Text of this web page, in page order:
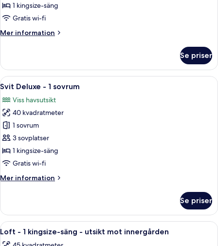
-
1
säng
mot
innergården
1 kingsize-säng
Gratis wi-fi
Mer information
Mer
-
kingsize-
-
utsikt
mot
innergården
Se priser
Öppna
alla
foton
för
Svit
Deluxe
-
1
Ett modernt vardagsrum med en
6
Svit Deluxe - 1 sovrum
Viss havsutsikt
40 kvadratmeter
1 sovrum
3 sovplatser
1 kingsize-säng
Gratis wi-fi
Mer information
Mer
Deluxe
1
Se priser
Öppna
alla
Ett modernt hotellrum med en stor
5
Loft - 1 kingsize-säng - utsikt mot innergården